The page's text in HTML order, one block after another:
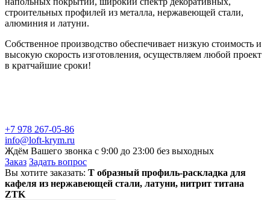
строительных профилей из металла, нержавеющей стали,
алюминия и латуни.
Собственное производство обеспечивает низкую стоимость и
высокую скорость изготовления, осуществляем любой проект
в кратчайшие сроки!
+7 978 267-05-86
info@loft-krym.ru
Ждём Вашего звонка с 9:00 до 23:00 без выходных
Заказ Задать вопрос
Вы хотите заказать: Т образный профиль-раскладка для
кафеля из нержавеющей стали, латуни, нитрит титана
ZTK